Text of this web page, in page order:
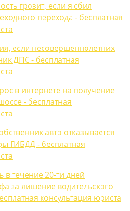
грозит, если я сбил
перехода - бесплатная
если несовершеннолетних
ДПС - бесплатная
в интернете на получение
- бесплатная
авто отказывается
ГИБДД - бесплатная
в течение 20-ти дней
за лишение водительского
консультация юриста